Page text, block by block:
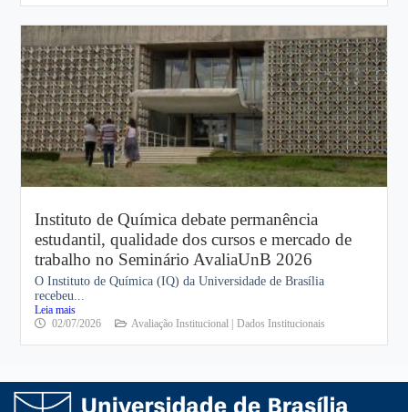
Instituto de Química debate permanência
estudantil, qualidade dos cursos e mercado de
trabalho no Seminário AvaliaUnB 2026
O Instituto de Química (IQ) da Universidade de Brasília
recebeu...
Leia mais
02/07/2026
Avaliação Institucional | Dados Institucionais